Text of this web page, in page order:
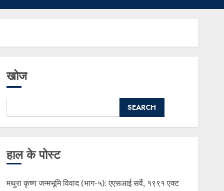
खोज
SEARCH
हाल के पोस्ट
मथुरा कृष्ण जन्मभूमि विवाद (भाग-५): एएसआई सर्वे, १९९१ एक्ट